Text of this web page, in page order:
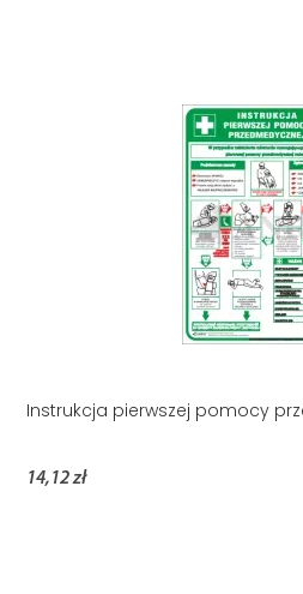
Instrukcja pierwszej pomocy
14,12 zł